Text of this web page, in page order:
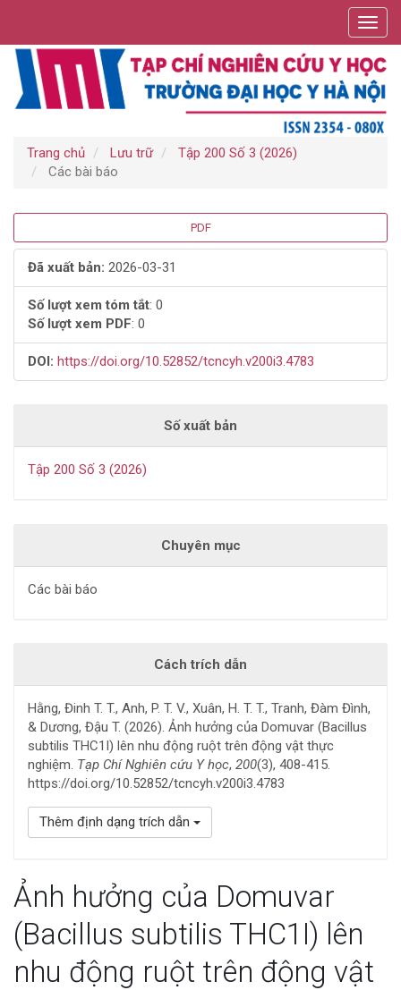
chính
Nội
dung
chính
Trang chủ Lưu trữ
Tập 200 Số 3 (2026)
Các bài báo
Thanh
bên
bài
viết
PDF
Đã xuất bản: 2026-03-31
Số lượt xem tóm tắt: 0
Số lượt xem PDF: 0
DOI: https://doi.org/10.52852/tcncyh.v200i3.4783
Số xuất bản
Tập 200 Số 3 (2026)
Chuyên mục
Các bài báo
Cách trích dẫn
Hằng, Đinh T. T., Anh, P. T. V., Xuân, H. T. T., Tranh, Đàm Đình,
& Dương, Đậu T. (2026). Ảnh hưởng của Domuvar (Bacillus
subtilis THC1I) lên nhu động ruột trên động vật thực
nghiệm. Tạp Chí Nghiên cứu Y học, 200(3), 408-415.
https://doi.org/10.52852/tcncyh.v200i3.4783
Thêm định dạng trích dẫn
Ảnh hưởng của Domuvar
(Bacillus subtilis THC1I) lên
nhu động ruột trên động vật